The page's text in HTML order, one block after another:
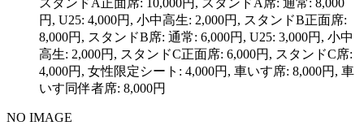
円, U25: 4,000円, 小中高生: 2,000円, スタンドB正面席:
8,000円, スタンドB席: 通常: 6,000円, U25: 3,000円, 小中
高生: 2,000円, スタンドC正面席: 6,000円, スタンドC席:
4,000円, 女性限定シート: 4,000円, 車いす席: 8,000円, 車
いす同伴者席: 8,000円
NO IMAGE